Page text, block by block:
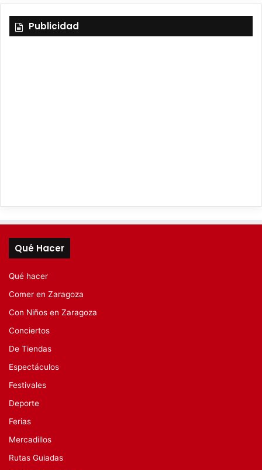
Publicidad
Qué Hacer
Qué hacer
Comer en Zaragoza
Con Niños en Zaragoza
Conciertos
De Tiendas
Espectáculos
Festivales
Deporte
Ferias
Mercadillos
Rutas Guiadas